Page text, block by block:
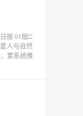
报 01版□
人与自然
要系统推